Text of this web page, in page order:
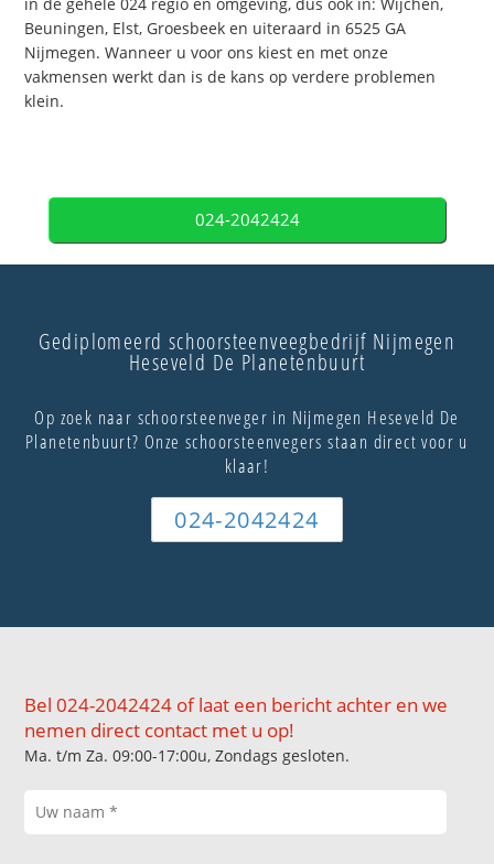
Beuningen, Elst, Groesbeek en uiteraard in 6525 GA
Nijmegen. Wanneer u voor ons kiest en met onze
vakmensen werkt dan is de kans op verdere problemen
klein.
024-2042424
Gediplomeerd schoorsteenveegbedrijf Nijmegen
Heseveld De Planetenbuurt
Op zoek naar schoorsteenveger in Nijmegen Heseveld De
Planetenbuurt? Onze schoorsteenvegers staan direct voor u
klaar!
024-2042424
Bel 024-2042424 of laat een bericht achter en we
nemen direct contact met u op!
Ma. t/m Za. 09:00-17:00u, Zondags gesloten.